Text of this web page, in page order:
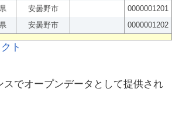
安曇野市
0000001201
安曇野市 0000001202
スでオープンデータとして提供され